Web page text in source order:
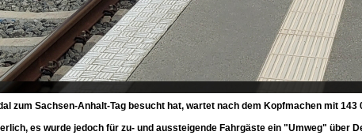
zum Sachsen-Anhalt-Tag besucht hat, wartet nach dem Kopfmachen mit 143
es wurde jedoch für zu- und aussteigende Fahrgäste ein "Umweg" über